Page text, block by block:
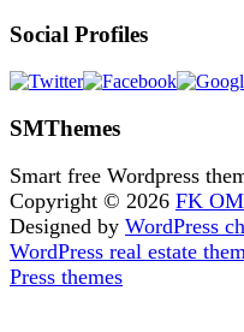
Social Profiles
SMThemes
Smart free Wordpress
Copyright © 2026 FK
Designed by WordPress
WordPress real estate
Press themes